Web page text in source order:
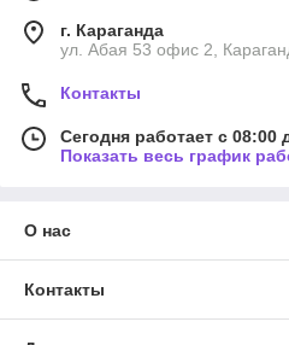
г. Караганда
ул. Абая 53 офис 2,
Контакты
Сегодня работает с 08:00
Показать весь график
О нас
Контакты